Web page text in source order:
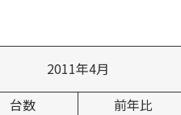
2011年4月
台数
前年比